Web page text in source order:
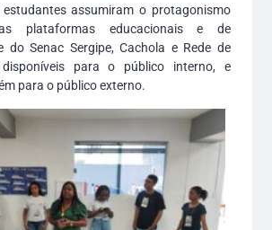
assumiram o protagonismo
plataformas educacionais e de
do Senac Sergipe, Cachola e Rede de
disponíveis para o público interno, e
para o público externo.